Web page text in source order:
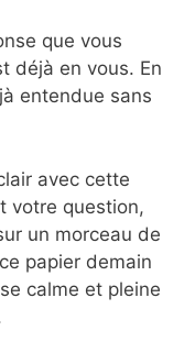
que vous
déjà en vous. En
entendue sans
avec cette
votre question,
un morceau de
papier demain
calme et pleine